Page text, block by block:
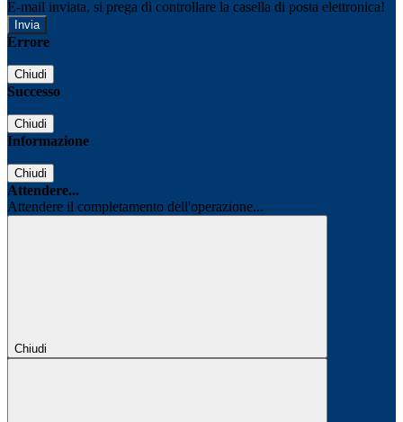
E-mail inviata, si prega di controllare la casella di posta elettronica!
Errore
Chiudi
Successo
Chiudi
Informazione
Chiudi
Attendere...
Attendere il completamento dell'operazione...
Chiudi